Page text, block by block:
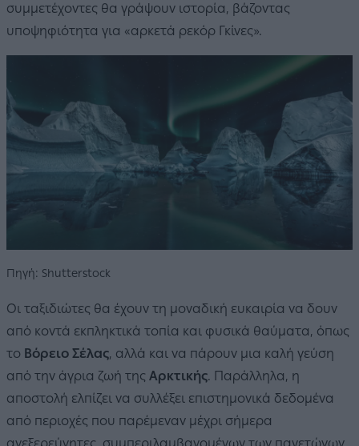
συμμετέχοντες θα γράψουν ιστορία, βάζοντας
υποψηφιότητα για «αρκετά ρεκόρ Γκίνες».
Πηγή: Shutterstock
Οι ταξιδιώτες θα έχουν τη μοναδική ευκαιρία να δουν
από κοντά εκπληκτικά τοπία και φυσικά θαύματα, όπως
το Βόρειο Σέλας, αλλά και να πάρουν μια καλή γεύση
από την άγρια ζωή της Αρκτικής. Παράλληλα, η
αποστολή ελπίζει να συλλέξει επιστημονικά δεδομένα
από περιοχές που παρέμεναν μέχρι σήμερα